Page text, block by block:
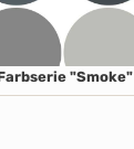
"Smoke"